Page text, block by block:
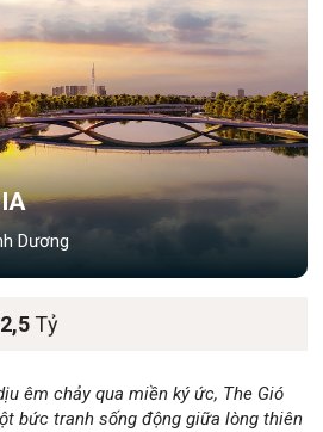
Dương
2,5 Tỷ
êm chảy qua miền ký ức, The Gió
bức tranh sống động giữa lòng thiên